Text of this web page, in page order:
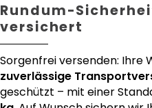
Rundum-
versichert
Sorgenfrei versenden: Ihre
zuverlässige
geschützt – mit einer